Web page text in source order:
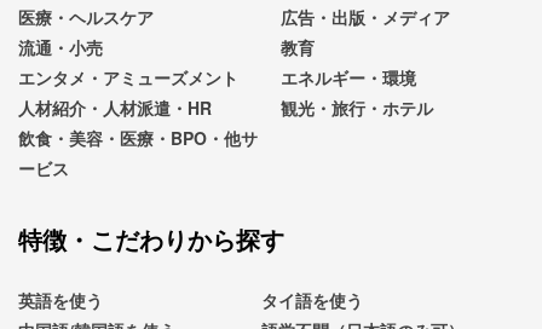
医療・ヘルスケア
広告・出版・メディア
流通・小売
教育
エンタメ・アミューズメント
エネルギー・環境
人材紹介・人材派遣・HR
観光・旅行・ホテル
飲食・美容・医療・BPO・他サ
ービス
特徴・こだわりから探す
英語を使う
タイ語を使う